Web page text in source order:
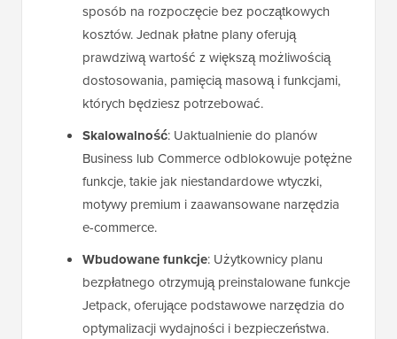
sposób na rozpoczęcie bez początkowych
kosztów. Jednak płatne plany oferują
prawdziwą wartość z większą możliwością
dostosowania, pamięcią masową i funkcjami,
których będziesz potrzebować.
Skalowalność: Uaktualnienie do planów
Business lub Commerce odblokowuje potężne
funkcje, takie jak niestandardowe wtyczki,
motywy premium i zaawansowane narzędzia
e-commerce.
Wbudowane funkcje: Użytkownicy planu
bezpłatnego otrzymują preinstalowane funkcje
Jetpack, oferujące podstawowe narzędzia do
optymalizacji wydajności i bezpieczeństwa.